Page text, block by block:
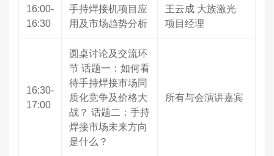
16:00-
16:30
手持焊接机项目应
用及市场趋势分析
王云成 大族激光
项目经理
16:30-
17:00
圆桌讨论及交流环
节 话题一：如何看
待手持焊接市场同
质化竞争及价格大
战？ 话题二：手持
焊接市场未来方向
是什么？
所有与会演讲嘉宾